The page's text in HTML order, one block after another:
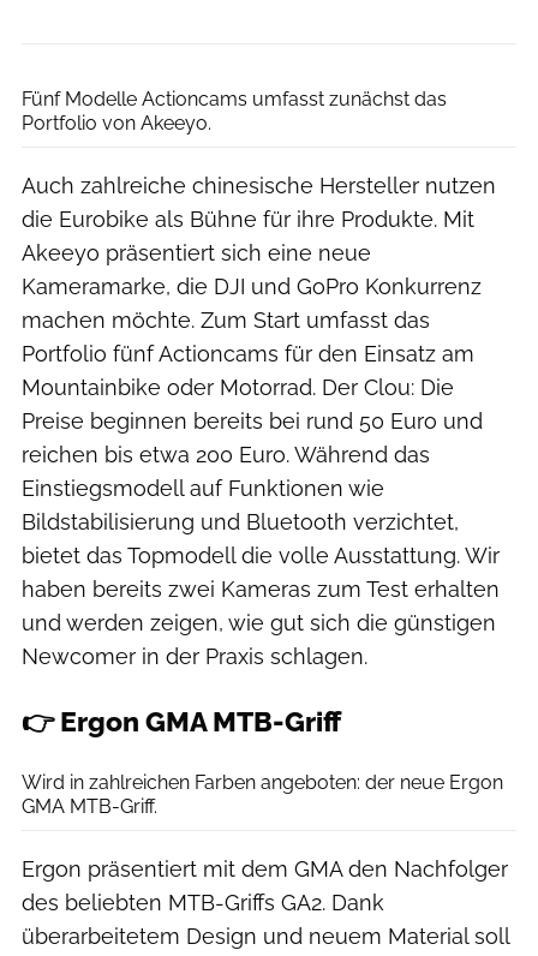
Fünf Modelle Actioncams umfasst zunächst das
Portfolio von Akeeyo.
Auch zahlreiche chinesische Hersteller nutzen
die Eurobike als Bühne für ihre Produkte. Mit
Akeeyo präsentiert sich eine neue
Kameramarke, die DJI und GoPro Konkurrenz
machen möchte. Zum Start umfasst das
Portfolio fünf Actioncams für den Einsatz am
Mountainbike oder Motorrad. Der Clou: Die
Preise beginnen bereits bei rund 50 Euro und
reichen bis etwa 200 Euro. Während das
Einstiegsmodell auf Funktionen wie
Bildstabilisierung und Bluetooth verzichtet,
bietet das Topmodell die volle Ausstattung. Wir
haben bereits zwei Kameras zum Test erhalten
und werden zeigen, wie gut sich die günstigen
Newcomer in der Praxis schlagen.
👉 Ergon GMA MTB-Griff
Wird in zahlreichen Farben angeboten: der neue Ergon
GMA MTB-Griff.
Ergon präsentiert mit dem GMA den Nachfolger
des beliebten MTB-Griffs GA2. Dank
überarbeitetem Design und neuem Material soll